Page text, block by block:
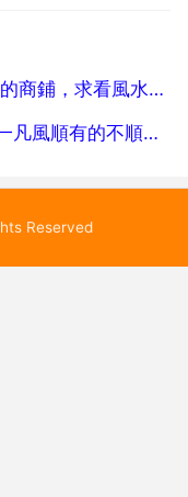
的好壞，首先應看
坐西向東商鋪風水怎麼樣,坐西向東的商鋪，求看風水財位布置！！
大家房屋都是坐西向東為什麼有的一凡風順有的不順利呢是不是向局不好呢
Reserved